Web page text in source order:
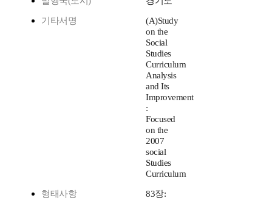
기타서명
(A)Study
on the
Social
Studies
Curriculum
Analysis
and Its
Improvement
:
Focused
on the
2007
social
Studies
Curriculum
형태사항
83장: